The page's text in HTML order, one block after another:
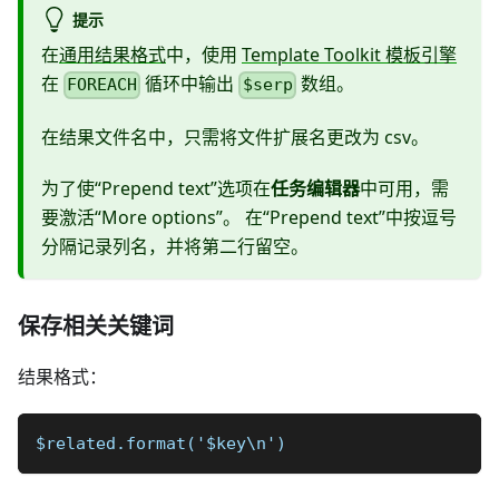
提示
在通用结果格式中，使用 Template Toolkit 模板引擎
在
FOREACH 循环中输出 $serp 数组。
在结果文件名中，只需将文件扩展名更改为 csv。
为了使“Prepend text”选项在任务编辑器中可用，需
要激活“More options”。 在“Prepend text”中按逗号
分隔记录列名，并将第二行留空。
保存相关关键词
结果格式：
$related.format('$key\n')